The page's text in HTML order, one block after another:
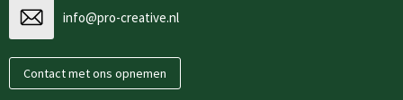
info@pro-creative.nl
Contact met ons opnemen